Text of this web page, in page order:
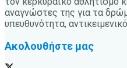
αναγνώστες της για τα
υπευθυνότητα,
Ακολουθήστε μας